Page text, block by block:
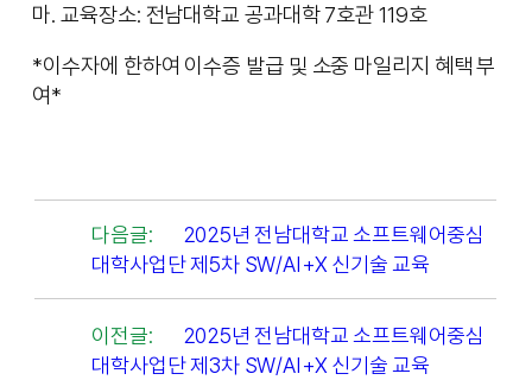
마. 교육장소: 전남대학교 공과대학 7호관 119호
*이수자에 한하여 이수증 발급 및 소중 마일리지 혜택 부
여*
다음글:
2025년 전남대학교 소프트웨어중심
대학사업단 제5차 SW/AI+X 신기술 교육
이전글:
2025년 전남대학교 소프트웨어중심
대학사업단 제3차 SW/AI+X 신기술 교육